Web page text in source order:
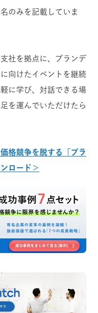
のみを記載していま
社を拠点に、ブランデ
向けたイベントを継続
に学び、対話できる場
を運んでいただけたら
格競争を脱する「ブラ
ロード＞